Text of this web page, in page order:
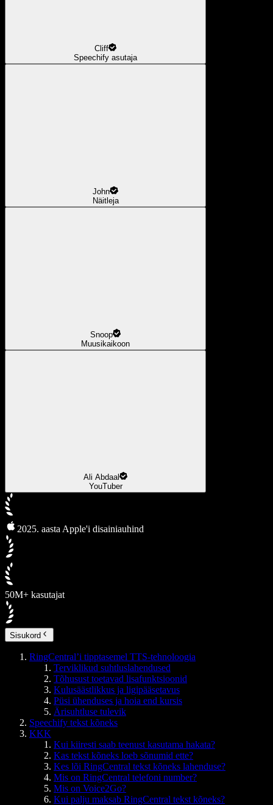
Cliff
Speechify asutaja
John
Näitleja
Snoop
Muusikaikoon
Ali Abdaal
YouTuber
2025. aasta Apple'i disainiauhind
50M+ kasutajat
Sisukord
RingCentral’i tipptasemel TTS-tehnoloogia
Terviklikud suhtluslahendused
Tõhusust toetavad lisafunktsioonid
Kulusäästlikkus ja ligipääsetavus
Püsi ühenduses ja hoia end kursis
Ärisuhtluse tulevik
Speechify tekst kõneks
KKK
Kui kiiresti saab teenust kasutama hakata?
Kas tekst kõneks loeb sõnumid ette?
Kes lõi RingCentral tekst kõneks lahenduse?
Mis on RingCentral telefoni number?
Mis on Voice2Go?
Kui palju maksab RingCentral tekst kõneks?